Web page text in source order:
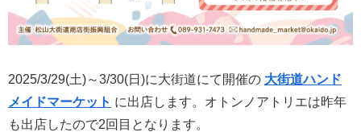
2025/3/29(土)～3/30(日)に大街道にて開催の 大街道ハンド
メイドマーケット に出店します。オトンノアトリエは昨年
も出店したので2回目となります。